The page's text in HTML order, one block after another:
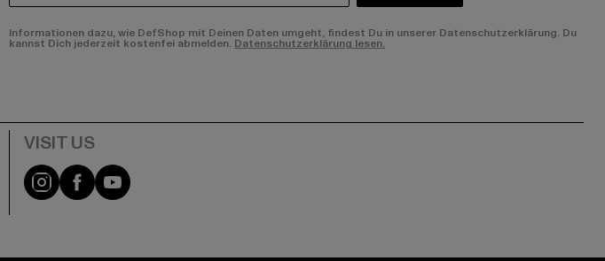
Informationen dazu, wie DefShop mit Deinen Daten umgeht, findest Du in unserer Datenschutzerklärung. Du
kannst Dich jederzeit kostenfei abmelden. Datenschutzerklärung lesen.
Visit our Instagram page:
Visit our Facebook page:
Visit our YouTube channel: